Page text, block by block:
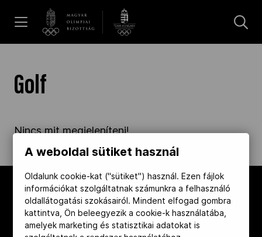
Dakar 2026
Los Angeles 2028
Golf
Nincs mit megjeleníteni!
A weboldal sütiket használ
Oldalunk cookie-kat ("sütiket") használ. Ezen fájlok
információkat szolgáltatnak számunkra a felhasználó
oldallátogatási szokásairól. Mindent elfogad gombra
kattintva, Ön beleegyezik a cookie-k használatába,
amelyek marketing és statisztikai adatokat is